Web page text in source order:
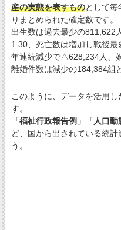
産の実態を表すものとして毎
りまとめられた確定数です。
出生数は過去最少の811,622
1.30、死亡数は増加し戦後
年連続減少で△628,234人、
離婚件数は減少の184,384組
このように、データを活用
す。
「福祉行政報告例」「人口
ど、国から出されている統
う。